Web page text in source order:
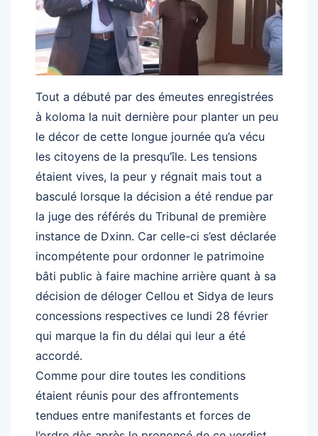
Tout a débuté par des émeutes enregistrées
à koloma la nuit dernière pour planter un peu
le décor de cette longue journée qu’a vécu
les citoyens de la presqu’île. Les tensions
étaient vives, la peur y régnait mais tout a
basculé lorsque la décision a été rendue par
la juge des référés du Tribunal de première
instance de Dxinn. Car celle-ci s’est déclarée
incompétente pour ordonner le patrimoine
bâti public à faire machine arrière quant à sa
décision de déloger Cellou et Sidya de leurs
concessions respectives ce lundi 28 février
qui marque la fin du délai qui leur a été
accordé.
Comme pour dire toutes les conditions
étaient réunis pour des affrontements
tendues entre manifestants et forces de